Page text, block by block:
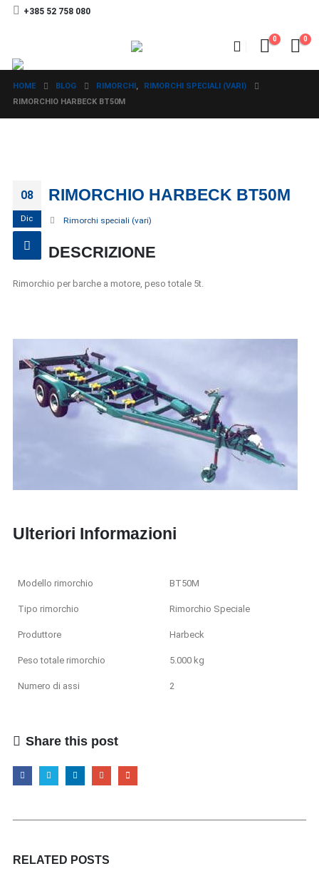
+385 52 758 080
0 0
HOME BLOG RIMORCHI,
RIMORCHI SPECIALI (VARI)
RIMORCHIO HARBECK BT50M
08
Dic
RIMORCHIO HARBECK BT50M
Rimorchi speciali (vari)
DESCRIZIONE
Rimorchio per barche a motore, peso totale 5t.
Ulteriori Informazioni
Modello rimorchio BT50M
Tipo rimorchio Rimorchio Speciale
Produttore Harbeck
Peso totale rimorchio 5.000 kg
Numero di assi 2
Share this post
RELATED POSTS